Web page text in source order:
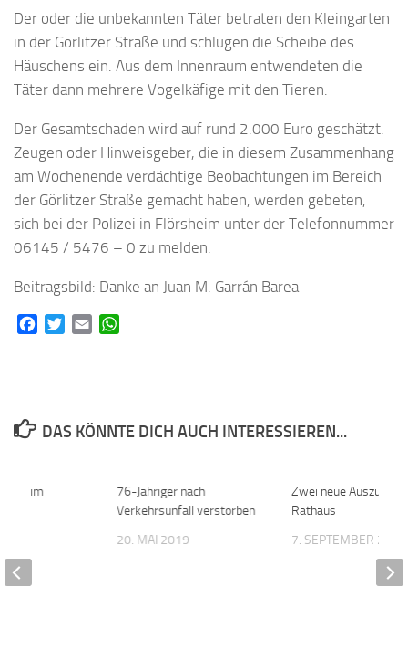
Der oder die unbekannten Täter betraten den Kleingarten
in der Görlitzer Straße und schlugen die Scheibe des
Häuschens ein. Aus dem Innenraum entwendeten die
Täter dann mehrere Vogelkäfige mit den Tieren.
Der Gesamtschaden wird auf rund 2.000 Euro geschätzt.
Zeugen oder Hinweisgeber, die in diesem Zusammenhang
am Wochenende verdächtige Beobachtungen im Bereich
der Görlitzer Straße gemacht haben, werden gebeten,
sich bei der Polizei in Flörsheim unter der Telefonnummer
06145 / 5476 – 0 zu melden.
Beitragsbild: Danke an Juan M. Garrán Barea
FacebookTwitterEmail
DAS KÖNNTE DICH AUCH INTERESSIEREN...
76-Jähriger nach
Verkehrsunfall verstorben
20. MAI 2019
Zwei neue
Rathaus
7. SEPTEMBER 2021
im